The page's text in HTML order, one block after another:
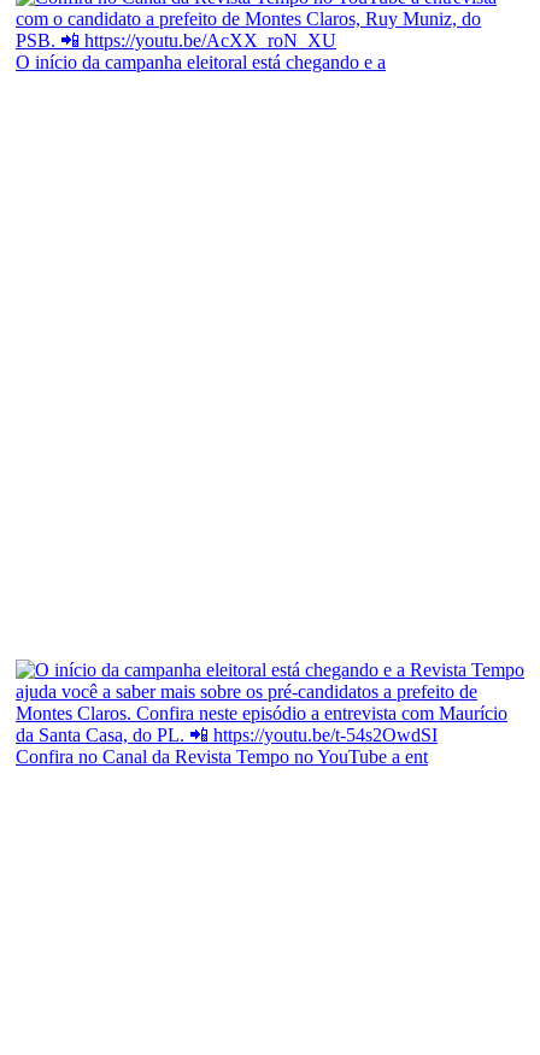
O início da campanha eleitoral está chegando e a
Confira no Canal da Revista Tempo no YouTube a ent